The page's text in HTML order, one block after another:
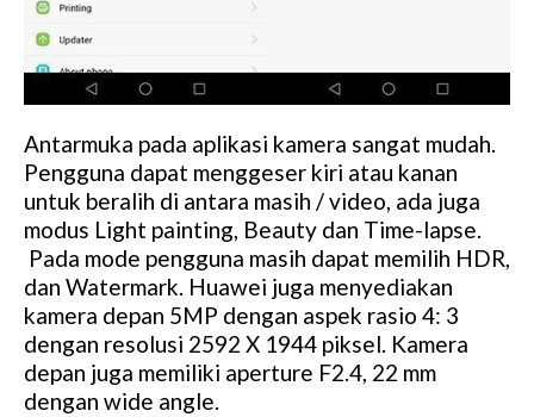
Antarmuka pada aplikasi kamera sangat mudah.
Pengguna dapat menggeser kiri atau kanan
untuk beralih di antara masih / video, ada juga
modus Light painting, Beauty dan Time-lapse.
Pada mode pengguna masih dapat memilih HDR,
dan Watermark. Huawei juga menyediakan
kamera depan 5MP dengan aspek rasio 4: 3
dengan resolusi 2592 X 1944 piksel. Kamera
depan juga memiliki aperture F2.4, 22 mm
dengan wide angle.